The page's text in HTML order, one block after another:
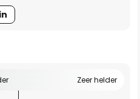
Zeer helder